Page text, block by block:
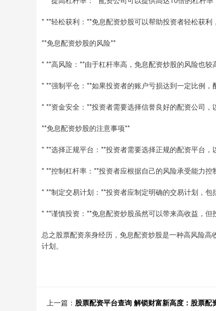
* **轻松获利：**免息配资炒股可以帮助投资者轻松获利
**免息配资炒股的风险**
* **高风险：**由于杠杆率高，免息配资炒股的风险也较
* **强制平仓：**如果投资者的账户亏损达到一定比例
* **资金安全：**投资者需要选择信誉良好的配资公司，
**免息配资炒股的注意事项**
* **选择正规平台：**投资者需要选择正规的配资平台，
* **控制杠杆率：**投资者应根据自己的风险承受能力控
* **制定交易计划：**投资者应制定明确的交易计划，包
* **谨慎投资：**免息配资炒股虽然可以带来高收益，但
总之股票配资亲身经历，免息配资炒股是一种高风险
计划。
上一篇： 股票配资平台查询 解锁财富新高度：股票配